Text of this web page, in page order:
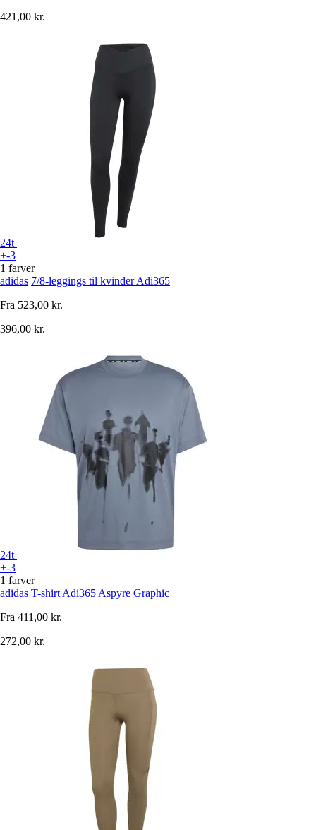
421,00 kr.
24t
+-3
1 farver
adidas 7/8-leggings til kvinder Adi365
Fra 523,00 kr.
396,00 kr.
24t
+-3
1 farver
adidas T-shirt Adi365 Aspyre Graphic
Fra 411,00 kr.
272,00 kr.